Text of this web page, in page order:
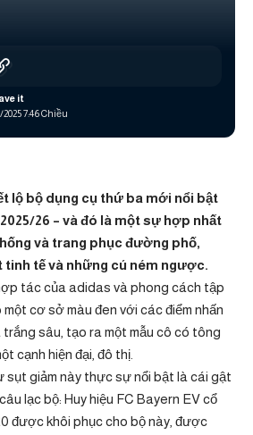
7:46 Chiều
lộ bộ dụng cụ thứ ba mới nổi bật
26 – và đó là một sự hợp nhất
và trang phục đường phố,
tinh tế và những cú ném ngược.
tác của adidas và phong cách tập
cơ sở màu đen với các điểm nhấn
trắng sâu, tạo ra một mẫu cô có tông
cạnh hiện đại, đô thị.
sụt giảm này thực sự nổi bật là cái gật
lạc bộ: Huy hiệu FC Bayern EV cổ
được khôi phục cho bộ này, được